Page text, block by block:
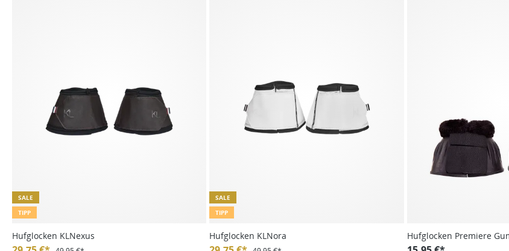
SALE
TIPP
Hufglocken KLNexus
SALE
TIPP
Hufglocken KLNora Hufglocken Premiere